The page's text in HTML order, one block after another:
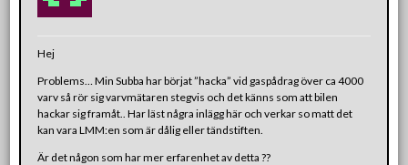
Hej
Problems… Min Subba har börjat ”hacka” vid gaspådrag över ca 4000
varv så rör sig varvmätaren stegvis och det känns som att bilen
hackar sig framåt.. Har läst några inlägg här och verkar so matt det
kan vara LMM:en som är dålig eller tändstiften.
Är det någon som har mer erfarenhet av detta ??